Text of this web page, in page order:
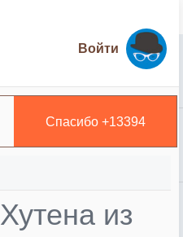
Войти
Спасибо +13394
из